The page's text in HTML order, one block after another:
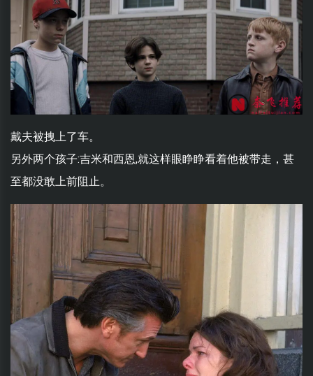
戴夫被拽上了车。
另外两个孩子:吉米和西恩,就这样眼睁睁看着他被带走，甚
至都没敢上前阻止。